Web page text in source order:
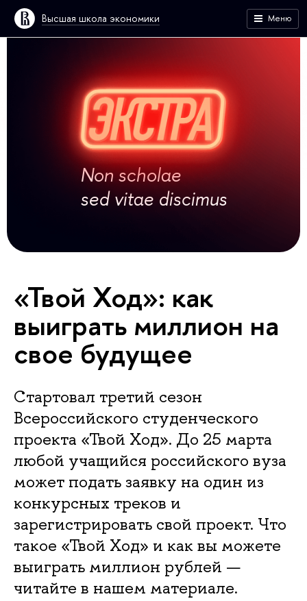
Высшая школа экономики Меню
Non scholae
sed vitae discimus
«Твой Ход»: как
выиграть миллион на
свое будущее
Стартовал третий сезон
Всероссийского студенческого
проекта «Твой Ход». До 25 марта
любой учащийся российского вуза
может подать заявку на один из
конкурсных треков и
зарегистрировать свой проект. Что
такое «Твой Ход» и как вы можете
выиграть миллион рублей —
читайте в нашем материале.